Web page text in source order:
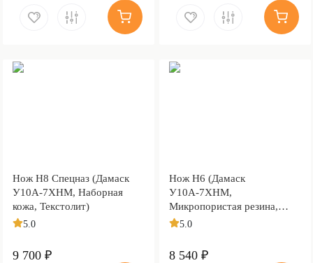
Нож Н8 Спецназ (Дамаск
У10А-7ХНМ, Наборная
кожа, Текстолит)
5.0
9 700 ₽
Нож Н6 (Дамаск
У10А-7ХНМ,
Микропористая резина,
Алюминий)
5.0
8 540 ₽